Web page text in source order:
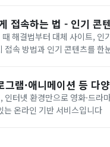
접속하는 법 - 인기 콘
해결법부터 대체 사이트, 인
속 방법과 인기 콘텐츠를 한
그램·애니메이션 등
터넷 환경만으로 영화·드라
는 온라인 기반 서비스입니다